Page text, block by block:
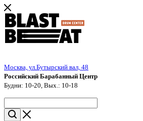
Москва, ул.Бутырский вал, 48
Российский Барабанный Центр
Будни: 10-20, Вых.: 10-18